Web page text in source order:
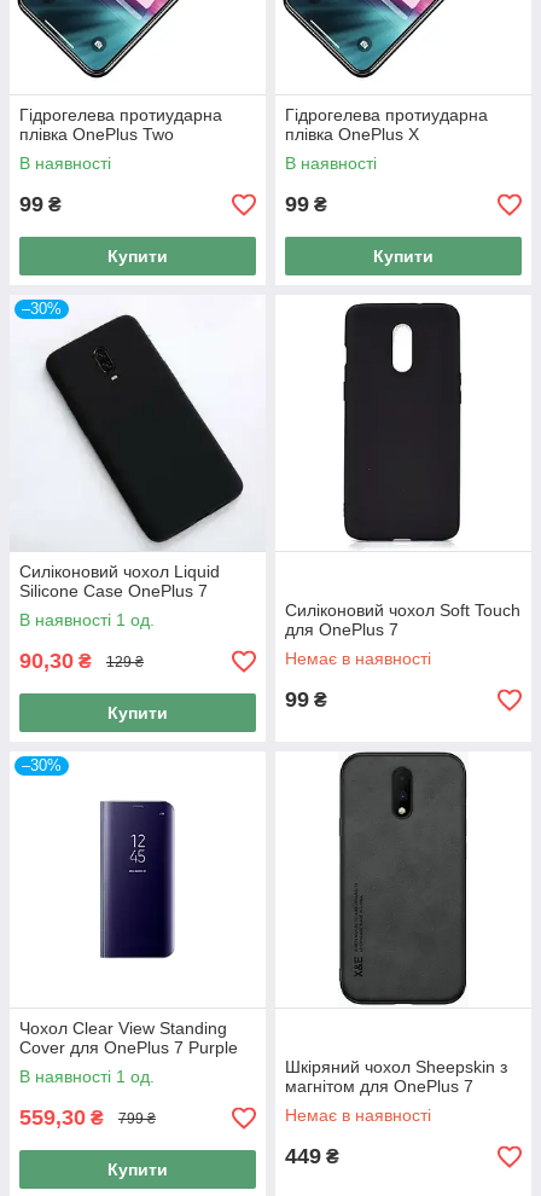
Гідрогелева протиударна
плівка OnePlus Two
В наявності
99 ₴
Купити
Гідрогелева протиударна
плівка OnePlus X
В наявності
99 ₴
Купити
–30%
Силіконовий чохол Liquid
Silicone Case OnePlus 7
В наявності 1 од.
90,30 ₴ 129 ₴
Купити
Силіконовий чохол Soft Touch
для OnePlus 7
Немає в наявності
99 ₴
–30%
Чохол Clear View Standing
Cover для OnePlus 7 Purple
В наявності 1 од.
559,30 ₴ 799 ₴
Купити
Шкіряний чохол Sheepskin з
магнітом для OnePlus 7
Немає в наявності
449 ₴